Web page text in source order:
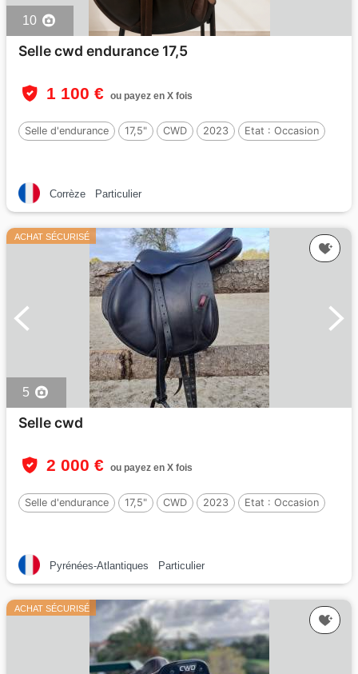
10
Selle cwd endurance 17,5
1 100 € ou payez en X fois
Selle d'endurance 17,5" CWD 2023 Etat : Occasion
Corrèze Particulier
ACHAT SÉCURISÉ
5
Selle cwd
2 000 € ou payez en X fois
Selle d'endurance 17,5" CWD 2023 Etat : Occasion
Pyrénées-Atlantiques Particulier
ACHAT SÉCURISÉ